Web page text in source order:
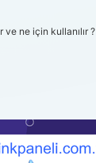
ne için kullanılır ?